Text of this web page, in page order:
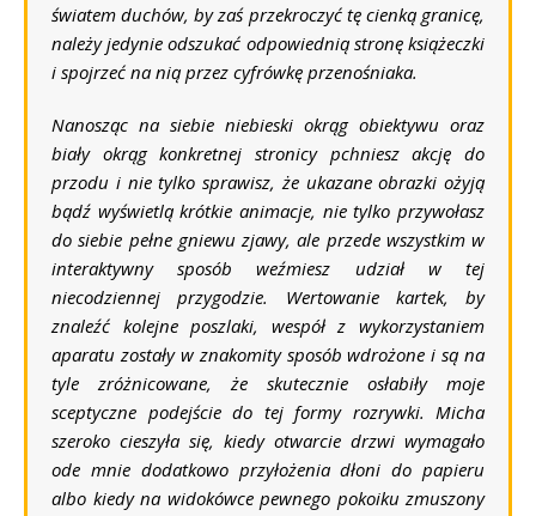
światem duchów, by zaś przekroczyć tę cienką granicę,
należy jedynie odszukać odpowiednią stronę książeczki
i spojrzeć na nią przez cyfrówkę przenośniaka.
Nanosząc na siebie niebieski okrąg obiektywu oraz
biały okrąg konkretnej stronicy pchniesz akcję do
przodu i nie tylko sprawisz, że ukazane obrazki ożyją
bądź wyświetlą krótkie animacje, nie tylko przywołasz
do siebie pełne gniewu zjawy, ale przede wszystkim w
interaktywny sposób weźmiesz udział w tej
niecodziennej przygodzie. Wertowanie kartek, by
znaleźć kolejne poszlaki, wespół z wykorzystaniem
aparatu zostały w znakomity sposób wdrożone i są na
tyle zróżnicowane, że skutecznie osłabiły moje
sceptyczne podejście do tej formy rozrywki. Micha
szeroko cieszyła się, kiedy otwarcie drzwi wymagało
ode mnie dodatkowo przyłożenia dłoni do papieru
albo kiedy na widokówce pewnego pokoiku zmuszony